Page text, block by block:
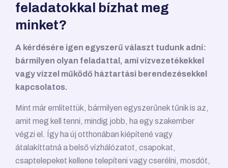
feladatokkal bízhat meg
minket?
A kérdésére igen egyszerű választ tudunk adni:
bármilyen olyan feladattal, ami vízvezetékekkel
vagy vízzel működő háztartási berendezésekkel
kapcsolatos.
Mint már említettük, bármilyen egyszerűnek tűnik is az,
amit meg kell tenni, mindig jobb, ha egy szakember
végzi el. Így ha új otthonában kiépítené vagy
átalakíttatná a belső vízhálózatot, csapokat,
csaptelepeket kellene telepíteni vagy cserélni, mosdót,